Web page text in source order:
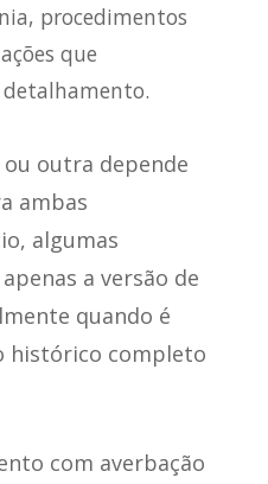
procedimentos
que
outra depende
ambas
algumas
a versão de
quando é
histórico completo
com averbação